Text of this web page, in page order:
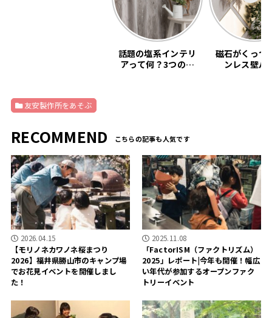
話題の塩系インテリ
アって何？3つの基
磁石がくっつ
ンレス壁パ
友安製作所をあそぶ
RECOMMEND
2026.04.15
【モリノネカワノネ桜まつり
2026】福井県勝山市のキャンプ場
でお花見イベントを開催しまし
た！
2025.11.08
「FactorISM（ファクトリズム）
2025」レポート|今年も開催！幅広
い年代が参加するオープンファク
トリーイベント